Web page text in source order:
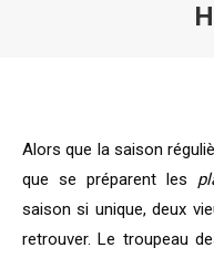
Alors que la saison
que se préparent les
saison si unique, deux
retrouver. Le troupeau